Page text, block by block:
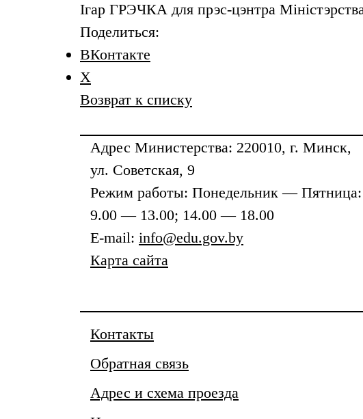
Ігар ГРЭЧКА для прэс-цэнтра
Поделиться:
ВКонтакте
X
Возврат к списку
Адрес Министерства: 220010, г. Минск,
ул. Советская, 9
Режим работы: Понедельник — Пятница:
9.00 — 13.00; 14.00 — 18.00
E-mail: info@edu.gov.by
Карта сайта
Контакты
Обратная связь
Адрес и схема проезда